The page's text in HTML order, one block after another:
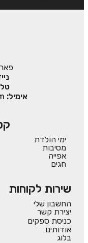
אימיל:
ימי הולדת
מסיבות
אפייה
חגים
שירות לקוחות
החשבון שלי
יצירת קשר
כניסת ספקים
אודותינו
בלוג